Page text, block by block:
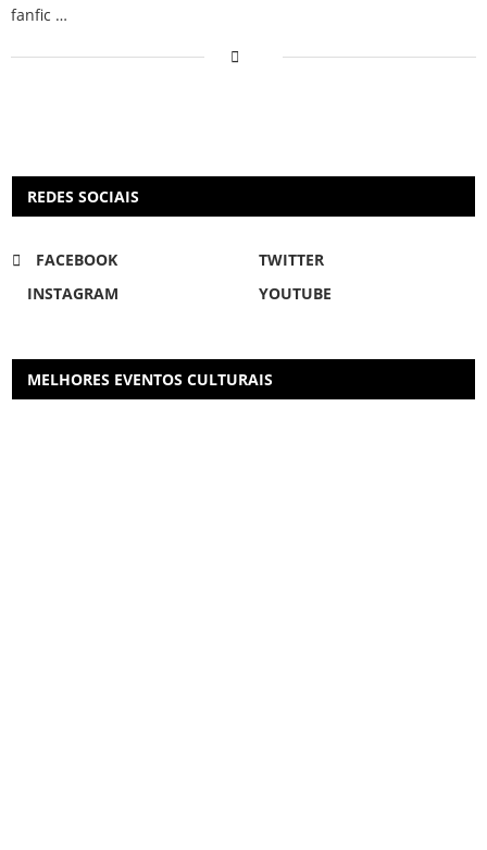
fanfic …
REDES SOCIAIS
FACEBOOK
TWITTER
INSTAGRAM
YOUTUBE
MELHORES EVENTOS CULTURAIS